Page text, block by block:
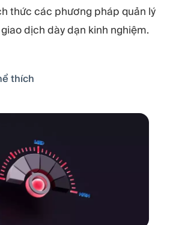
thức các phương pháp quản lý
dịch dày dạn kinh nghiệm.
thích